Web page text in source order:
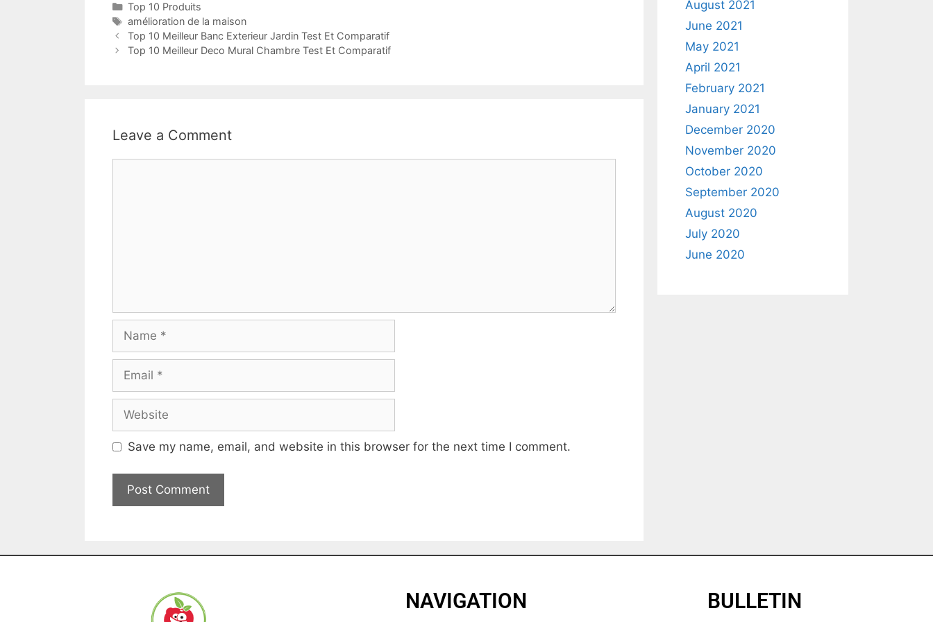
Top 10 Produits
amélioration de la maison
Top 10 Meilleur Banc Exterieur Jardin Test Et Comparatif
Top 10 Meilleur Deco Mural Chambre Test Et Comparatif
Leave a Comment
Save my name, email, and website in this browser for the next time I comment.
August 2021
June 2021
May 2021
April 2021
February 2021
January 2021
December 2020
November 2020
October 2020
September 2020
August 2020
July 2020
June 2020
NAVIGATION BULLETIN